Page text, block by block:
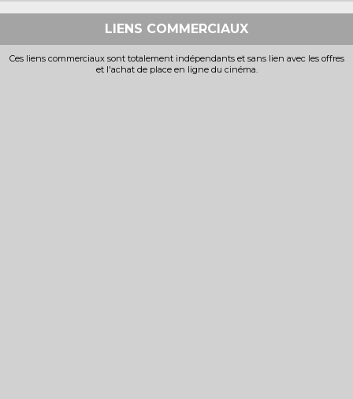
LIENS COMMERCIAUX
Ces liens commerciaux sont totalement indépendants et sans lien avec les offres
et l'achat de place en ligne du cinéma.